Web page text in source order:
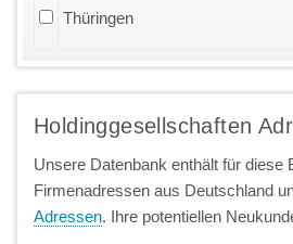
Thüringen
Holdinggesellschaften
Unsere Datenbank enthält für diese
Firmenadressen aus Deutschland
Adressen. Ihre potentiellen